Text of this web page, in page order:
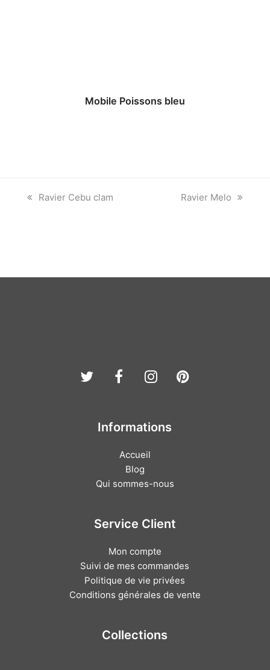
Mobile Poissons bleu
previous
Ravier Cebu clam
next
Ravier Melo
TwitterFacebook
Instagram
Pinterest
Informations
Accueil
Blog
Qui sommes-nous
Service Client
Mon compte
Suivi de mes commandes
Politique de vie privées
Conditions générales de vente
Collections